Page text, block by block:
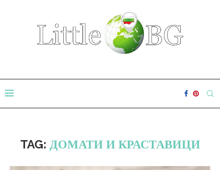
TAG: ДОМАТИ И КРАСТАВИЦИ